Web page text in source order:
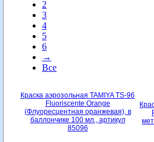
2
3
4
5
6
→
Все
Краска аэрозольная TAMIYA TS-96
Fluoriscente Orange
(Флуоресцентная оранжевая), в
баллончике 100 мл., артикул
85096